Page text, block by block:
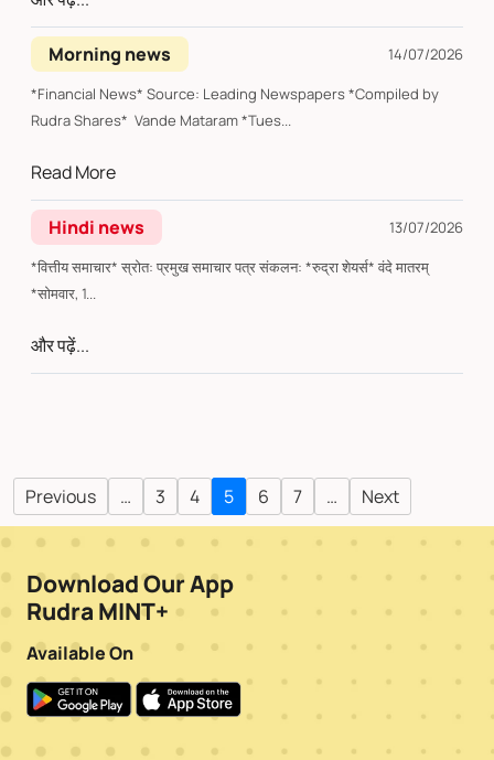
Morning news
14/07/2026
*Financial News* Source: Leading Newspapers *Compiled by
Rudra Shares* Vande Mataram *Tues...
Read More
Hindi news
13/07/2026
*वित्तीय समाचार* स्रोत: प्रमुख समाचार पत्र संकलन: *रुद्रा शेयर्स* वंदे मातरम्
*सोमवार, 1...
और पढ़ें...
Previous … 3 4 5 6 7 … Next
Download Our App
Rudra MINT+
Available On